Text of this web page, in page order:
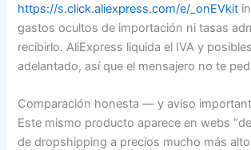
https://s.click.aliexpress.com/e/_onEVkit
gastos ocultos de importación ni tasas
recibirlo. AliExpress liquida el IVA y
adelantado, así que el mensajero no te
Comparación honesta — y aviso
Este mismo producto aparece en webs
de dropshipping a precios mucho más